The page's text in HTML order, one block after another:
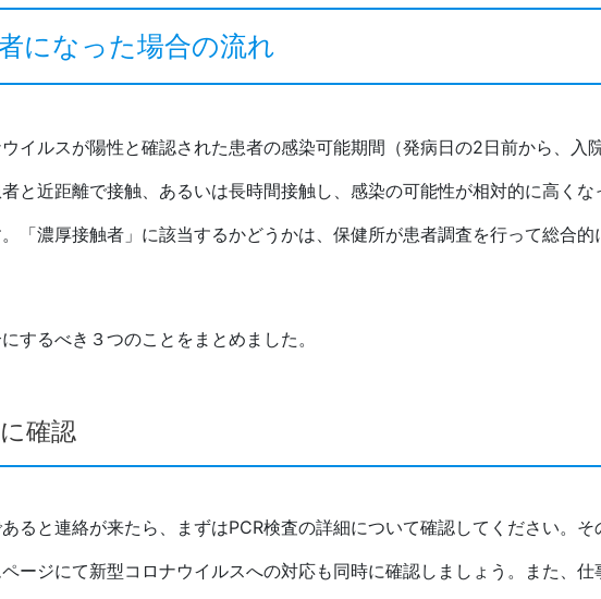
になった場合の流れ
イルスが陽性と確認された患者の感染可能期間（発病日の2日前から、入
と近距離で接触、あるいは長時間接触し、感染の可能性が相対的に高くな
「濃厚接触者」に該当するかどうかは、保健所が患者調査を行って総合的
するべき３つのことをまとめました。
確認
ると連絡が来たら、まずはPCR検査の詳細について確認してください。そ
ージにて新型コロナウイルスへの対応も同時に確認しましょう。また、仕